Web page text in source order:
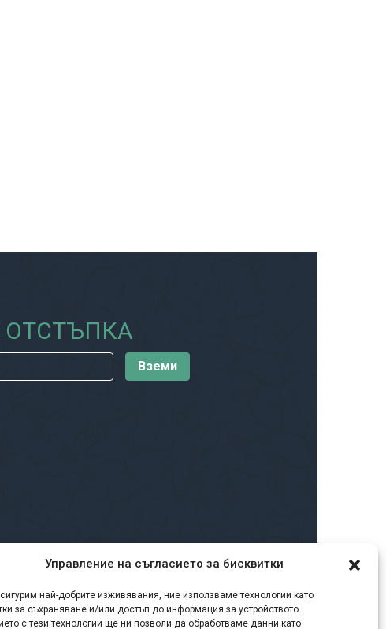
Управление на съгласието за бисквитки
най-добрите изживявания, ние използваме технологии като
за съхраняване и/или достъп до информация за устройството.
с тези технологии ще ни позволи да обработваме данни като
ОТСТЪПКА